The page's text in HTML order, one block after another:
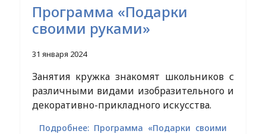
Программа «Подарки
своими руками»
31 января 2024
Занятия кружка знакомят школьников с
различными видами изобразительного и
декоративно-прикладного искусства.
Подробнее: Программа «Подарки своими